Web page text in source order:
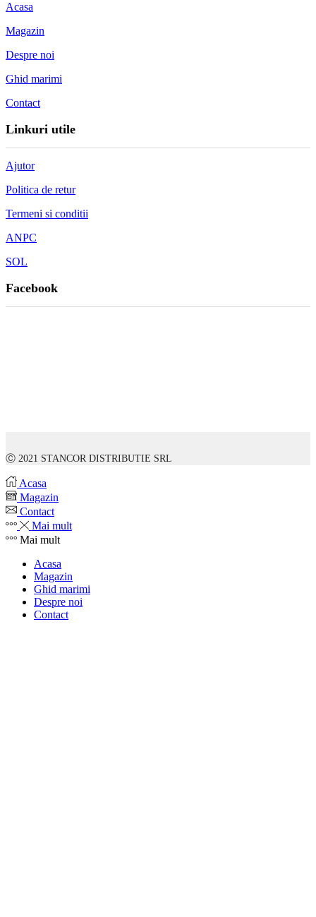
Acasa
Magazin
Despre noi
Ghid marimi
Contact
Linkuri utile
Ajutor
Politica de retur
Termeni si conditii
ANPC
SOL
Facebook
Ⓒ 2021 STANCOR DISTRIBUTIE SRL
Acasa
Magazin
Contact
Mai mult
Mai mult
Acasa
Magazin
Ghid marimi
Despre noi
Contact